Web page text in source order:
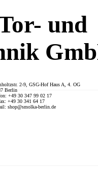
und
2-9, GSG-Hof Haus A, 4. OG
Berlin
+49 30 347 99 02 17
+49 30 341 64 17
shop@smolka-berlin.de